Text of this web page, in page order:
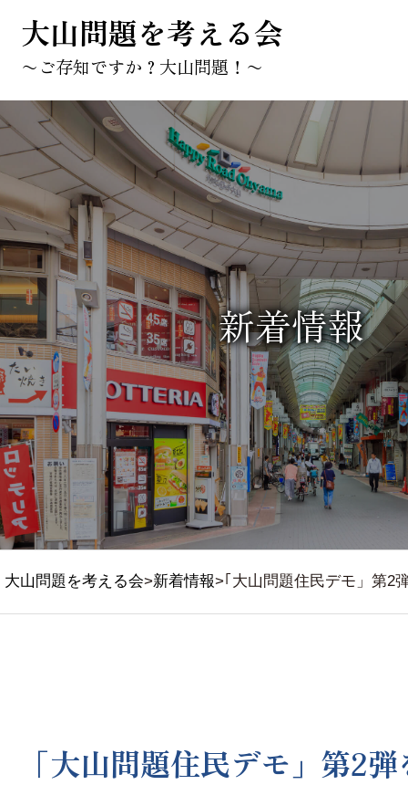
大山問題を考える会
〜ご存知ですか？大山問題！〜
新着情報
大山問題を考える会>新着情報>｢大山問題住民デモ」第2
｢大山問題住民デモ」第2